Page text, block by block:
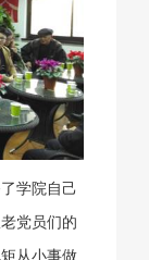
学院自己
党员们的
从小事做